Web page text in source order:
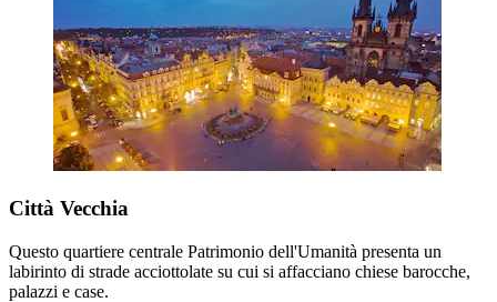
Città Vecchia
Questo quartiere centrale Patrimonio dell'Umanità presenta un
labirinto di strade acciottolate su cui si affacciano chiese barocche,
palazzi e case.